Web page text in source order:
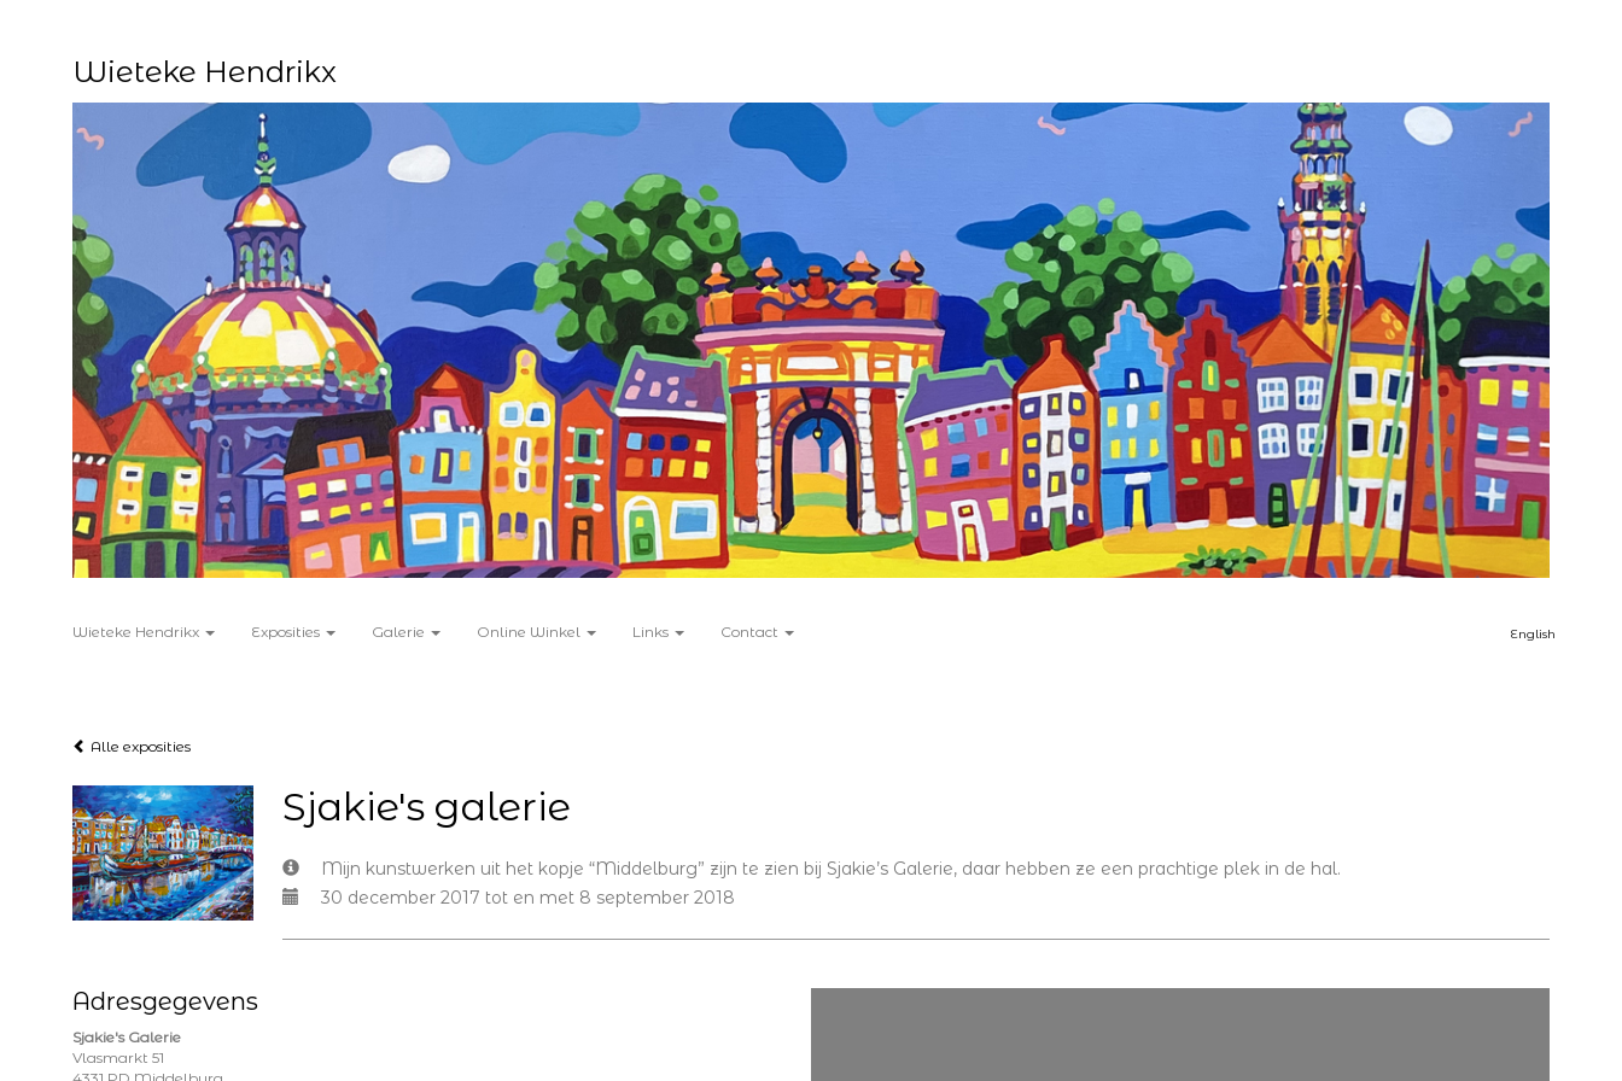
Wieteke Hendrikx
Wieteke Hendrikx Exposities Galerie Online Winkel Links Contact English
Alle exposities
Sjakie's galerie
Mijn kunstwerken uit het kopje “Middelburg” zijn te zien bij Sjakie’s Galerie, daar hebben ze een prachtige plek in de hal.
30 december 2017 tot en met 8 september 2018
Adresgegevens
Sjakie's Galerie
Vlasmarkt 51